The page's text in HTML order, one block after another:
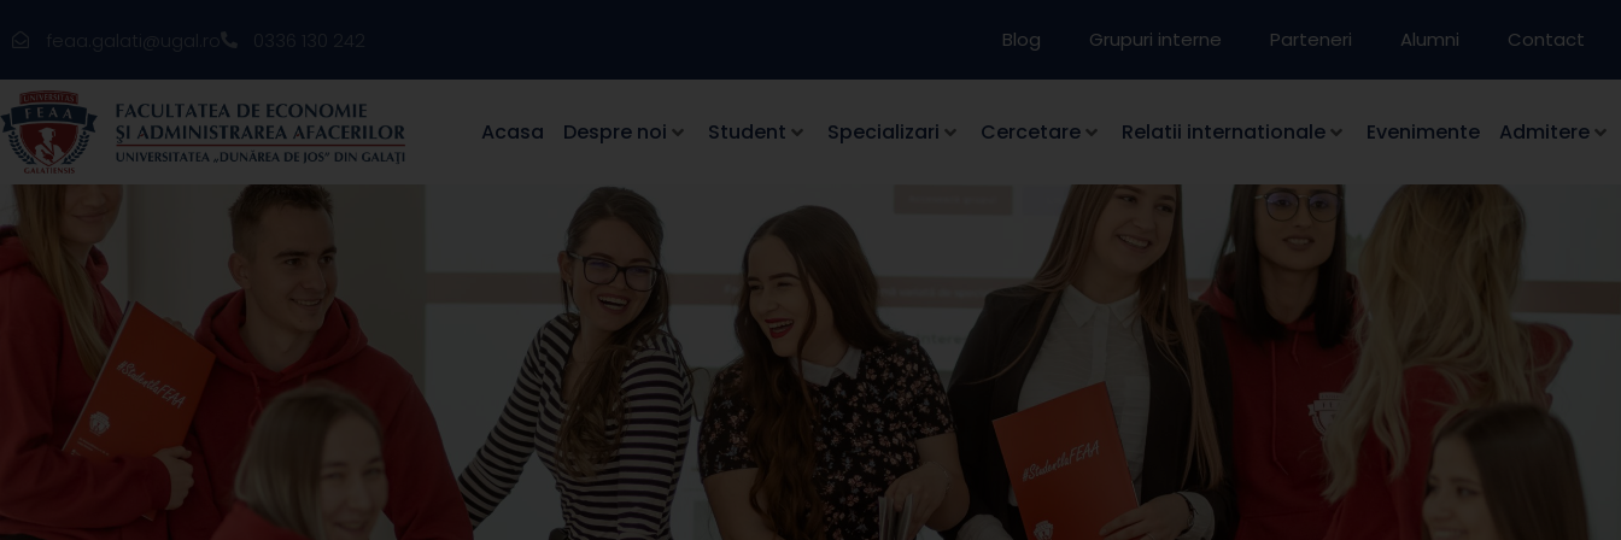
feaa.galati@ugal.ro 0336 130 242 Blog Grupuri interne Parteneri Alumni Contact
Acasa Despre noi Student Specializari Cercetare Relatii internationale Evenimente Admitere